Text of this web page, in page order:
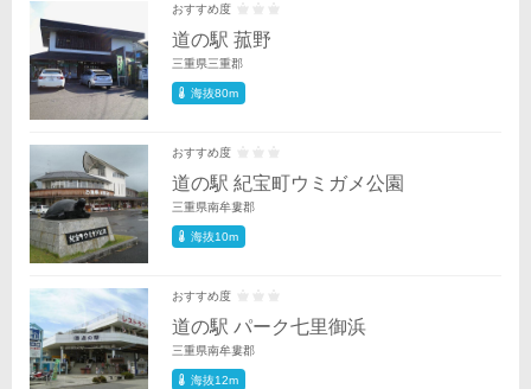
おすすめ度
道の駅 菰野
三重県三重郡
海抜80m
おすすめ度
道の駅 紀宝町ウミガメ公園
三重県南牟婁郡
海抜10m
おすすめ度
道の駅 パーク七里御浜
三重県南牟婁郡
海抜12m